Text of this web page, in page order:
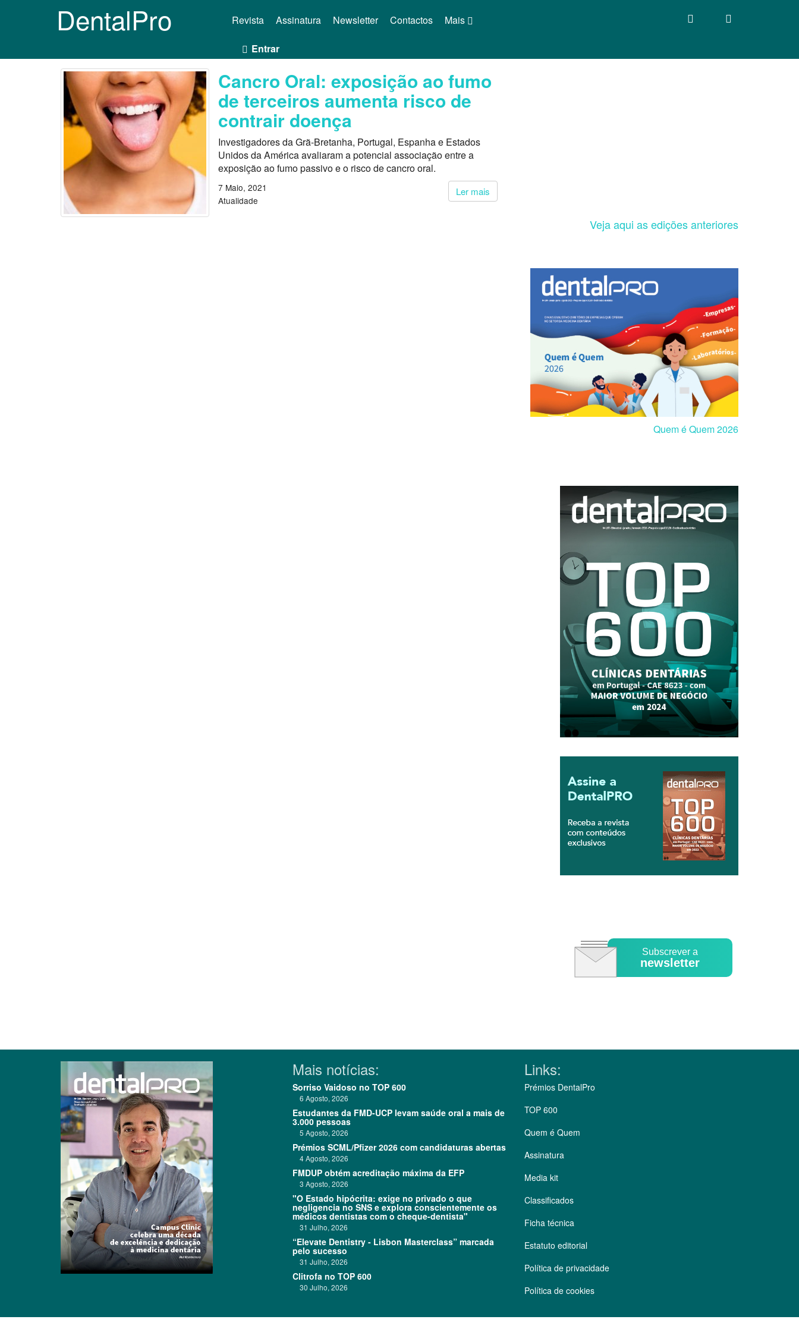
DentalPro Mais
Revista Assinatura Newsletter Contactos
Entrar
Cancro Oral: exposição ao fumo
de terceiros aumenta risco de
contrair doença
Investigadores da Grã-Bretanha, Portugal, Espanha e Estados
Unidos da América avaliaram a potencial associação entre a
exposição ao fumo passivo e o risco de cancro oral.
Ler mais
7 Maio, 2021
Atualidade
Veja aqui as edições anteriores
Quem é Quem 2026
Subscrever a
newsletter
Clique para ler
Mais notícias:
Sorriso Vaidoso no TOP 600
6 Agosto, 2026
Estudantes da FMD-UCP levam saúde oral a mais de
3.000 pessoas
5 Agosto, 2026
Prémios SCML/Pfizer 2026 com candidaturas abertas
4 Agosto, 2026
FMDUP obtém acreditação máxima da EFP
3 Agosto, 2026
"O Estado hipócrita: exige no privado o que
negligencia no SNS e explora conscientemente os
médicos dentistas com o cheque-dentista"
31 Julho, 2026
“Elevate Dentistry - Lisbon Masterclass” marcada
pelo sucesso
31 Julho, 2026
Clitrofa no TOP 600
30 Julho, 2026
Links:
Prémios DentalPro
TOP 600
Quem é Quem
Assinatura
Media kit
Classificados
Ficha técnica
Estatuto editorial
Política de privacidade
Política de cookies